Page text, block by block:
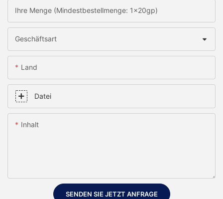
Ihre Menge (Mindestbestellmenge: 1x20gp)
Geschäftsart
Land
Datei
Inhalt
SENDEN SIE JETZT ANFRAGE